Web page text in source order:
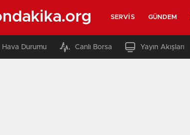
SERVIS GÜNDEM
Hava Durumu Canlı Borsa Yayın Akışları